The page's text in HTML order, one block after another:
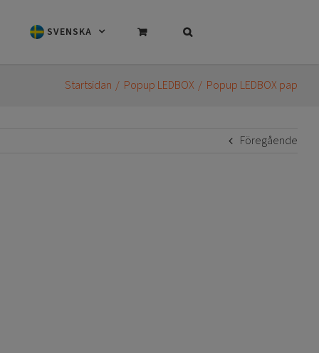
SVENSKA
Startsidan Popup LEDBOX Popup LEDBOX pap
Föregående